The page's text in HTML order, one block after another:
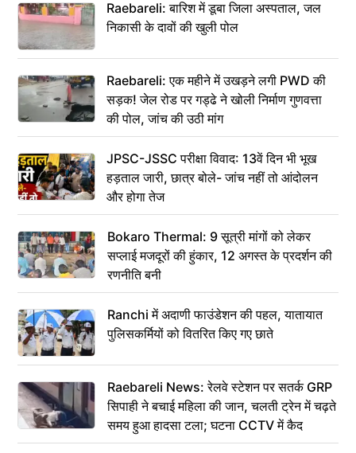
Raebareli: बारिश में डूबा जिला अस्पताल, जल
निकासी के दावों की खुली पोल
Raebareli: एक महीने में उखड़ने लगी PWD की
सड़क! जेल रोड पर गड्ढे ने खोली निर्माण गुणवत्ता
की पोल, जांच की उठी मांग
JPSC-JSSC परीक्षा विवाद: 13वें दिन भी भूख
हड़ताल जारी, छात्र बोले- जांच नहीं तो आंदोलन
और होगा तेज
Bokaro Thermal: 9 सूत्री मांगों को लेकर
सप्लाई मजदूरों की हुंकार, 12 अगस्त के प्रदर्शन की
रणनीति बनी
Ranchi में अदाणी फाउंडेशन की पहल, यातायात
पुलिसकर्मियों को वितरित किए गए छाते
Raebareli News: रेलवे स्टेशन पर सतर्क GRP
सिपाही ने बचाई महिला की जान, चलती ट्रेन में चढ़ते
समय हुआ हादसा टला; घटना CCTV में कैद